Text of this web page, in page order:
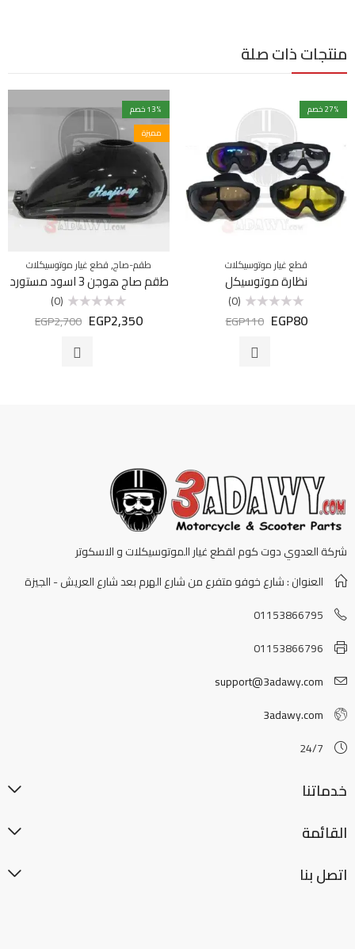
منتجات ذات صلة
27% خصم
قطع غيار موتوسيكلات
نظارة موتوسيكل
التقييم
(0)
EGP80
EGP110
13% خصم
مميزة
طقم-صاج,قطع غيار موتوسيكلات
طقم صاج هوجن 3 اسود مستورد
التقييم
(0)
EGP2,350
EGP2,700
شركة العدوي دوت كوم لقطع غيار الموتوسيكلات و الاسكوتر
العنوان : شارع خوفو متفرع من شارع الهرم بعد شارع العريش - الجيزة
01153866795
01153866796
support@3adawy.com
3adawy.com
24/7
خدماتنا
القائمة
اتصل بنا